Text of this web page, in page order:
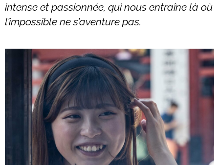
intense et passionnée, qui nous entraîne là où
l’impossible ne s’aventure pas.